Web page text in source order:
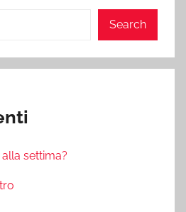
Search
settima?